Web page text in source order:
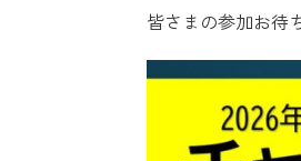
皆さまの参加お待